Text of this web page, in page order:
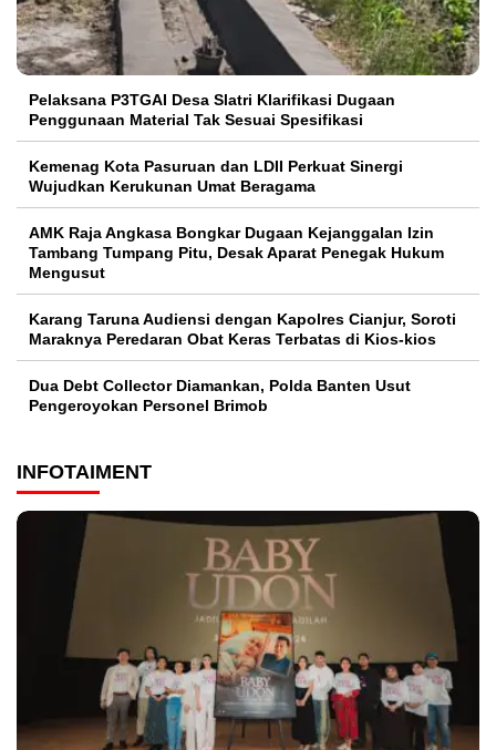
Pelaksana P3TGAI Desa Slatri Klarifikasi Dugaan
Penggunaan Material Tak Sesuai Spesifikasi
Kemenag Kota Pasuruan dan LDII Perkuat Sinergi
Wujudkan Kerukunan Umat Beragama
AMK Raja Angkasa Bongkar Dugaan Kejanggalan Izin
Tambang Tumpang Pitu, Desak Aparat Penegak Hukum
Mengusut
Karang Taruna Audiensi dengan Kapolres Cianjur, Soroti
Maraknya Peredaran Obat Keras Terbatas di Kios-kios
Dua Debt Collector Diamankan, Polda Banten Usut
Pengeroyokan Personel Brimob
INFOTAIMENT